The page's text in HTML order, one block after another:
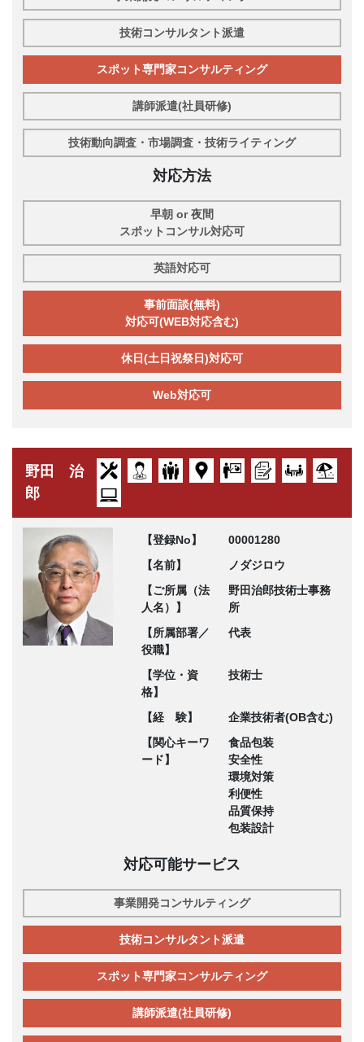
技術コンサルタント派遣
スポット専門家コンサルティング
講師派遣(社員研修)
技術動向調査・市場調査・技術ライティング
対応方法
早朝 or 夜間
スポットコンサル対応可
英語対応可
事前面談(無料)
対応可(WEB対応含む)
休日(土日祝祭日)対応可
Web対応可
野田 治
郎
【登録No】
00001280
【名前】
ノダジロウ
【ご所属（法
人名）】
野田治郎技術士事務
所
【所属部署／
役職】
代表
【学位・資
格】
技術士
【経 験】
企業技術者(OB含む)
【関心キーワ
ード】
食品包装
安全性
環境対策
利便性
品質保持
包装設計
対応可能サービス
事業開発コンサルティング
技術コンサルタント派遣
スポット専門家コンサルティング
講師派遣(社員研修)